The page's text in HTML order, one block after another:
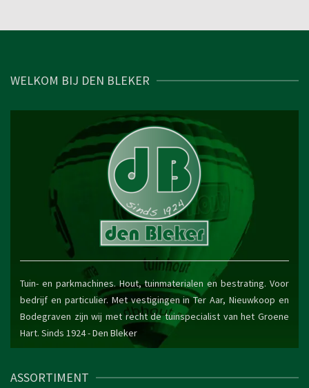
WELKOM BIJ DEN BLEKER
Tuin- en parkmachines. Hout, tuinmaterialen en bestrating. Voor
bedrijf en particulier. Met vestigingen in Ter Aar, Nieuwkoop en
Bodegraven zijn wij met recht de tuinspecialist van het Groene
Hart. Sinds 1924 -Den Bleker
ASSORTIMENT